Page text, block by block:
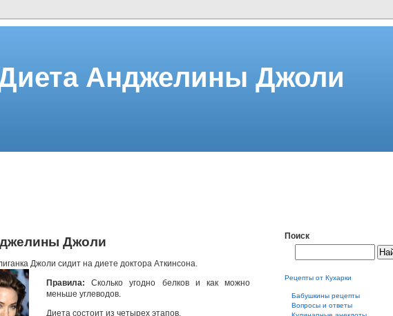
Анджелины Джоли
Джоли
Джоли сидит на диете доктора Аткинсона.
Правила: Сколько угодно белков и как можно
меньше углеводов.
Диета состоит из четырех этапов.
Поиск
Рецепты от Кухарки
Бабушкины рецепты
Вопросы и ответы